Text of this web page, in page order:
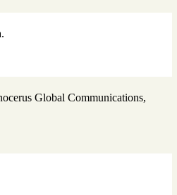
Global Communications,